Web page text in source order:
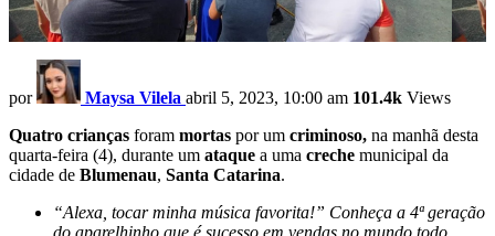
por Maysa Vilela abril 5, 2023, 10:00 am 101.4k Views
Quatro crianças foram mortas por um criminoso, na manhã desta
quarta-feira (4), durante um ataque a uma creche municipal da
cidade de Blumenau, Santa Catarina.
“Alexa, tocar minha música favorita!” Conheça a 4ª geração